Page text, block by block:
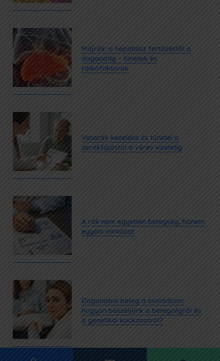
Májrák: a hepatitisz fertőzéstől a
daganatig – tünetek és
rizikófaktorok
Veserák kezelése és tünetei a
derékfájástól a véres vizeletig
A rák nem egyetlen betegség, hanem
egyéni mintázat
Daganatos beteg a családban:
hogyan beszéljünk a betegségről és
a genetikai kockázatról?